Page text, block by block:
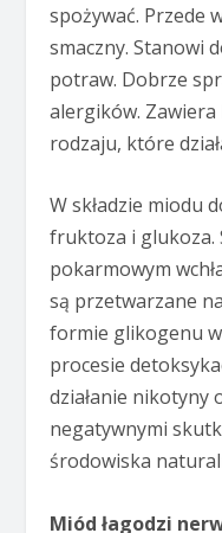
spożywać. Przede
smaczny. Stanowi
potraw. Dobrze
alergików.
rodzaju, które
W składzie miodu
fruktoza i glukoza.
pokarmowym
są przetwarzane
formie glikogenu
procesie
działanie nikotyny
negatywnymi
środowiska
Miód łagodzi